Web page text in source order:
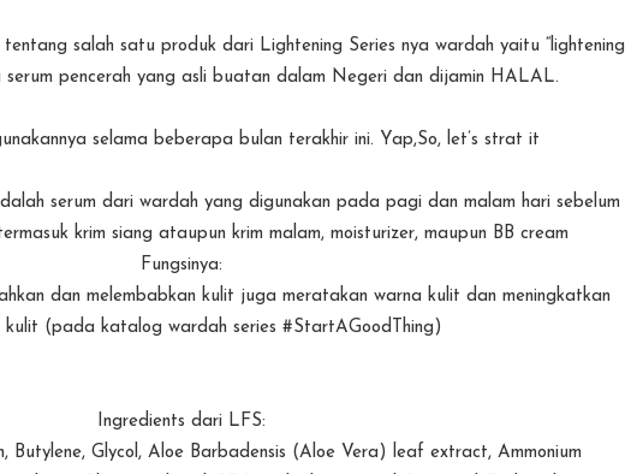
salah satu produk dari Lightening Series nya wardah yaitu “lightening
serum pencerah yang asli buatan dalam Negeri dan dijamin HALAL.
selama beberapa bulan terakhir ini. Yap,So, let’s strat it
serum dari wardah yang digunakan pada pagi dan malam hari sebelum
krim siang ataupun krim malam, moisturizer, maupun BB cream
Fungsinya:
dan melembabkan kulit juga meratakan warna kulit dan meningkatkan
kulit (pada katalog wardah series #StartAGoodThing)
Ingredients dari LFS:
Butylene, Glycol, Aloe Barbadensis (Aloe Vera) leaf extract, Ammonium